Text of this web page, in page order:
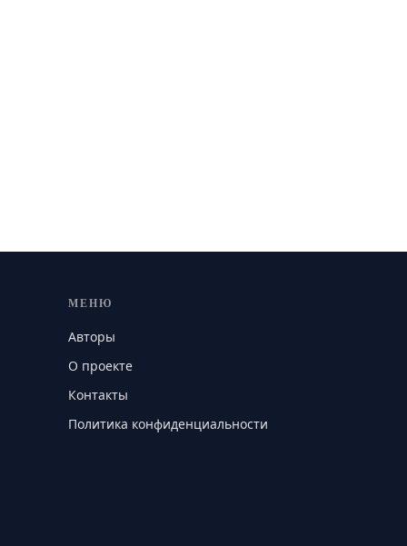
МЕНЮ
Авторы
О проекте
Контакты
Политика конфиденциальности